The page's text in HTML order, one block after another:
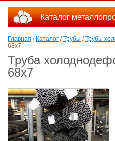
Каталог
Главная / Каталог /Трубы /Трубы
68x7
Труба
68x7